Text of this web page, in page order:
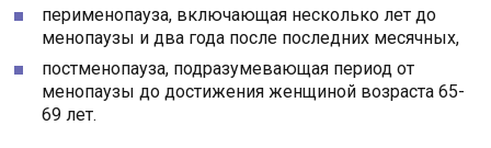
перименопауза, включающая несколько лет до
менопаузы и два года после последних месячных,
постменопауза, подразумевающая период от
менопаузы до достижения женщиной возраста 65-
69 лет.